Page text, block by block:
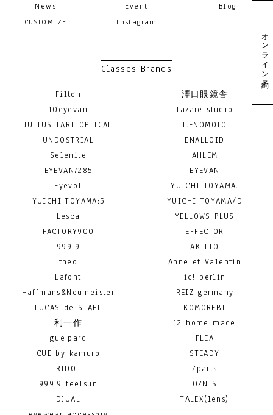
News Event
Blog
CUSTOMIZE
Instagram
Glasses Brands
Filton
澤口眼鏡舎
10eyevan
lazare studio
JULIUS TART OPTICAL
I.ENOMOTO
UNDOSTRIAL
ENALLOID
Selenite
AHLEM
EYEVAN7285
EYEVAN
Eyevol
YUICHI TOYAMA.
YUICHI TOYAMA:5
YUICHI TOYAMA/D
Lesca
YELLOWS PLUS
FACTORY900
EFFECTOR
999.9
AKITTO
theo
Anne et Valentin
Lafont
ic! berlin
Haffmans&Neumeister
REIZ germany
LUCAS de STAEL
KOMOREBI
利一作
12 home made
gue'pard
FLEA
CUE by kamuro
STEADY
RIDOL
Zparts
999.9 feelsun
OZNIS
DJUAL
TALEX(lens)
オンライン予約